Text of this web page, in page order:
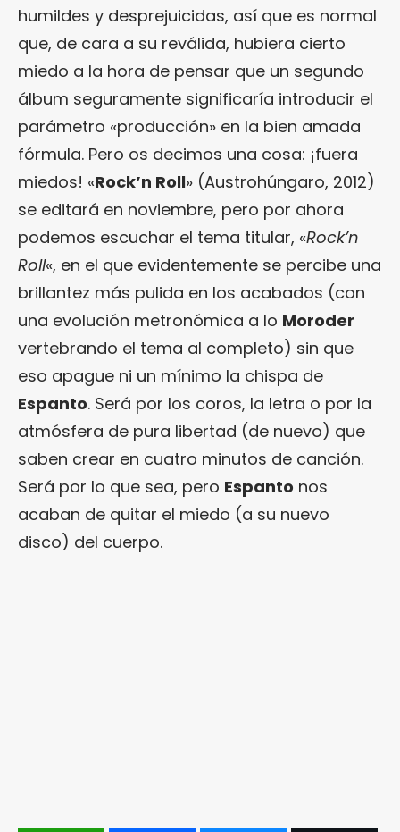
humildes y desprejuicidas, así que es normal
que, de cara a su reválida, hubiera cierto
miedo a la hora de pensar que un segundo
álbum seguramente significaría introducir el
parámetro «producción» en la bien amada
fórmula. Pero os decimos una cosa: ¡fuera
miedos! «Rock’n Roll» (Austrohúngaro, 2012)
se editará en noviembre, pero por ahora
podemos escuchar el tema titular, «Rock’n
Roll«, en el que evidentemente se percibe una
brillantez más pulida en los acabados (con
una evolución metronómica a lo Moroder
vertebrando el tema al completo) sin que
eso apague ni un mínimo la chispa de
Espanto. Será por los coros, la letra o por la
atmósfera de pura libertad (de nuevo) que
saben crear en cuatro minutos de canción.
Será por lo que sea, pero Espanto nos
acaban de quitar el miedo (a su nuevo
disco) del cuerpo.